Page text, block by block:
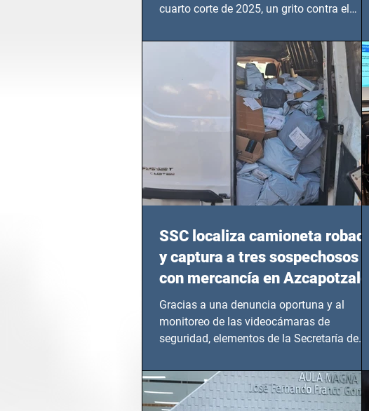
cuarto corte de 2025, un grito contra el
en epicentros bélicos.
SSC localiza camioneta robada
y captura a tres sospechosos
con mercancía en Azcapotzalco
Gracias a una denuncia oportuna y al
monitoreo de las videocámaras de
seguridad, elementos de la Secretaría de